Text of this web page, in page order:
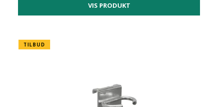
VIS PRODUKT
TILBUD